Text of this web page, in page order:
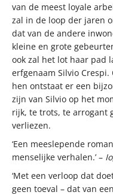
van de meest loyale
zal in de loop der jaren
dat van de andere
kleine en grote
ook zal het lot haar pad
erfgenaam Silvio
hen ontstaat er een
zijn van Silvio op het
rijk, te trots, te arrogant
verliezen.
‘Een meeslepende
menselijke verhalen.’ –
‘Met een verloop dat
geen toeval – dat van